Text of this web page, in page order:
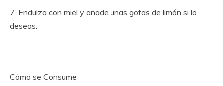
7. Endulza con miel y añade unas gotas de limón si lo
deseas.
Cómo se Consume